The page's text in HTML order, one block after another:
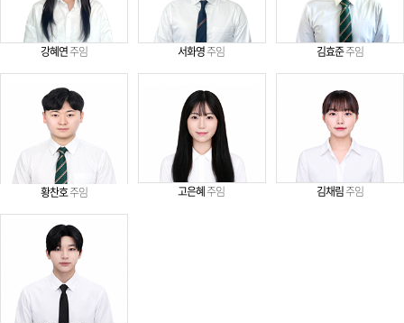
강혜연주임 서화영주임 김효준주임
황찬호주임 고은혜주임 김채림주임